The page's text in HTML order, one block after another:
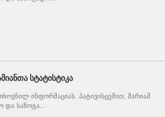
სტატისტიკა
ინფორმაციას. პატივისცემით, მარიამ
და საზოგა...